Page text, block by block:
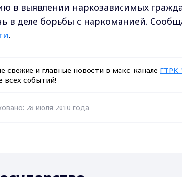
в выявлении наркозависимых
в деле борьбы с наркоманией.
.
свежие и главные новости в макс-канале ГТРК
всех событий!
28 июля 2010 года